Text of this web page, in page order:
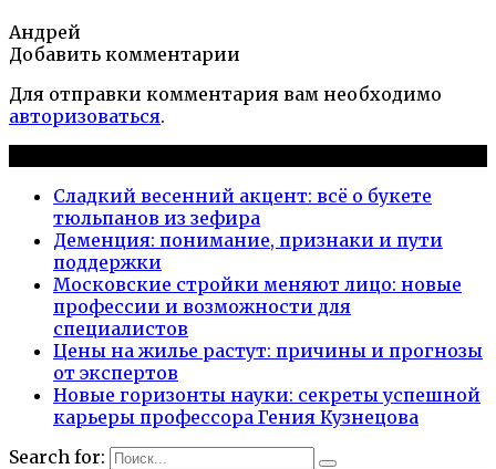
Андрей
Добавить комментарии
Для отправки комментария вам необходимо
авторизоваться.
Сладкий весенний акцент: всё о букете
тюльпанов из зефира
Деменция: понимание, признаки и пути
поддержки
Московские стройки меняют лицо: новые
профессии и возможности для
специалистов
Цены на жилье растут: причины и прогнозы
от экспертов
Новые горизонты науки: секреты успешной
карьеры профессора Гения Кузнецова
Search for: